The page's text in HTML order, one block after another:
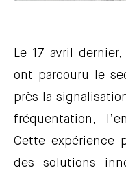
Le 17 avril
ont parcouru le
près la
fréquentation,
Cette expérience
des solutions